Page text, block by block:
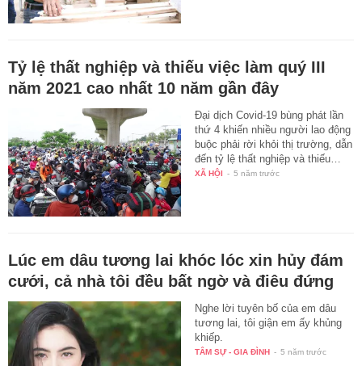
Tỷ lệ thất nghiệp và thiếu việc làm quý III
năm 2021 cao nhất 10 năm gần đây
Đại dịch Covid-19 bùng phát lần
thứ 4 khiến nhiều người lao động
buộc phải rời khỏi thị trường, dẫn
đến tỷ lệ thất nghiệp và thiếu…
XÃ HỘI - 5 năm trước
Lúc em dâu tương lai khóc lóc xin hủy đám
cưới, cả nhà tôi đều bất ngờ và điêu đứng
Nghe lời tuyên bố của em dâu
tương lai, tôi giận em ấy khủng
khiếp.
TÂM SỰ - GIA ĐÌNH - 5 năm trước